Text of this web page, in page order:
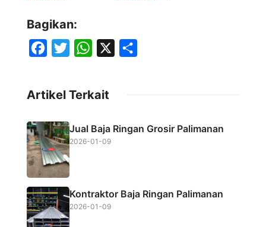
Bagikan:
e
b
o
o
k
t
e
W
t
A
Artikel Terkait
Jual Baja Ringan Grosir Palimanan
2026-01-09
Kontraktor Baja Ringan Palimanan
2026-01-09